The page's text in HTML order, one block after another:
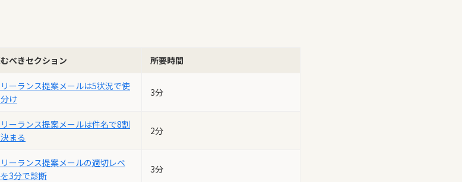
べきセクション 所要時間
ーランス提案メールは5状況で使
け
3分
ーランス提案メールは件名で8割
まる
2分
ーランス提案メールの適切レベ
3分で診断
3分